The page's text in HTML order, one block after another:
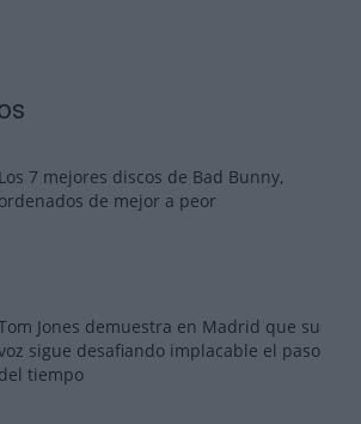
Los 7 mejores discos de Bad Bunny,
ordenados de mejor a peor
Jones demuestra en Madrid que su
sigue desafiando implacable el paso
del tiempo